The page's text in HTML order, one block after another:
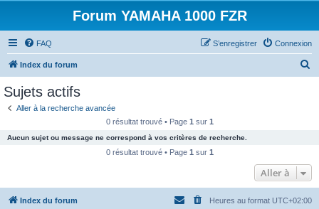
Forum YAMAHA 1000 FZR
FAQ Connexion
S’enregistrer
Index du forum
c
e
Sujets actifs
Aller à la recherche avancée
0 résultat trouvé • Page 1 sur 1
Aucun sujet ou message ne correspond à vos critères de recherche.
0 résultat trouvé • Page 1 sur 1
Aller à
Index du forum Heures au format UTC+02:00